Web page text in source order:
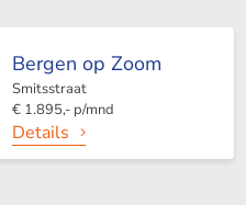
Bergen op Zoom
Smitsstraat
€ 1.895,- p/mnd
Details